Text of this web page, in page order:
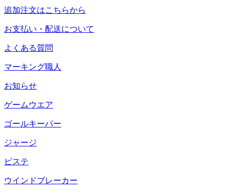
追加注文はこちらから
お支払い・配送について
よくある質問
マーキング職人
お知らせ
ゲームウエア
ゴールキーパー
ジャージ
ピステ
ウインドブレーカー